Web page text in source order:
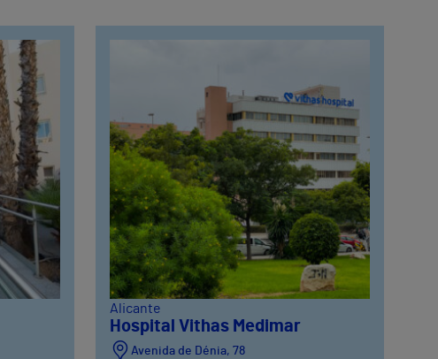
Alicante
Hospital Vithas Medimar
Avenida de Dénia, 78